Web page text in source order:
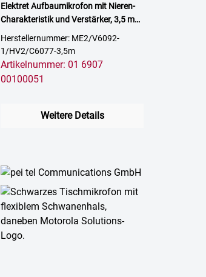
Elektret Aufbaumikrofon mit Nieren-
Charakteristik und Verstärker, 3,5 m
Kabel mit offenem Ende, inkl.
Halterung HV2
Herstellernummer: ME2/V6092-
1/HV2/C6077-3,5m
Artikelnummer: 01 6907
00100051
Weitere Details